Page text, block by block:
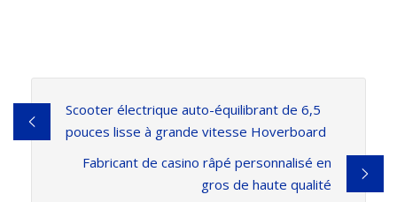
Scooter électrique auto-équilibrant de 6,5
pouces lisse à grande vitesse Hoverboard
Fabricant de casino râpé personnalisé en
gros de haute qualité